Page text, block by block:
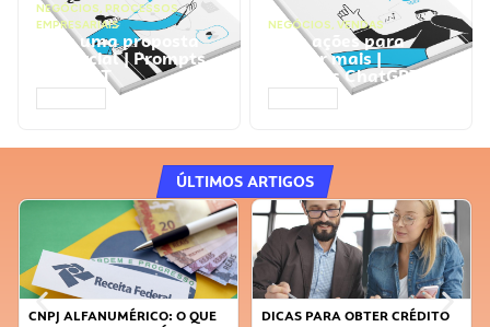
NEGÓCIOS, PROCESSOS
EMPRESARIAIS
Faça uma proposta
comercial | Prompts
ChatGPT
NEGÓCIOS, VENDAS
Faça ações para
vender mais |
Prompts ChatGPT
ÚLTIMOS ARTIGOS
DICAS PARA OBTER CRÉDITO
FAÇA A DIFERENÇA: SEJA